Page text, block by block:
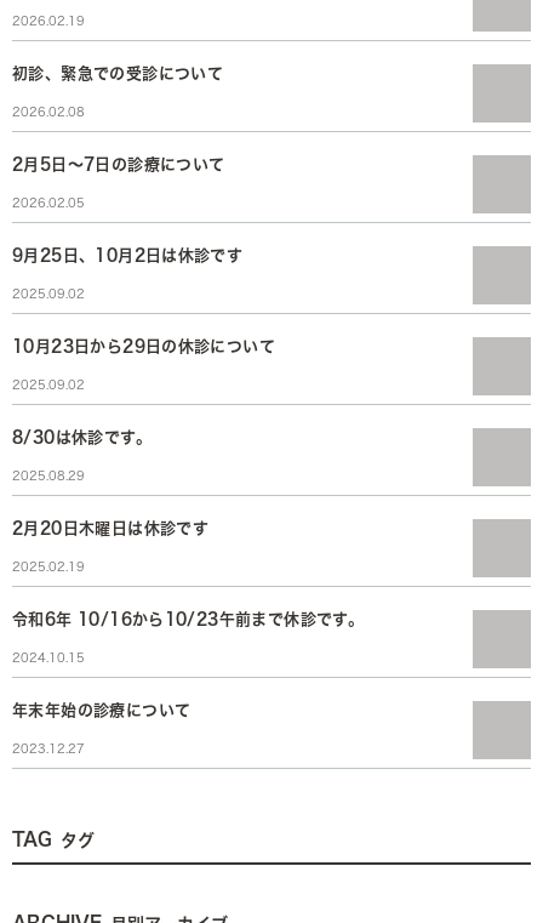
2026.02.19
初診、緊急での受診について
2026.02.08
2月5日～7日の診療について
2026.02.05
9月25日、10月2日は休診です
2025.09.02
10月23日から29日の休診について
2025.09.02
8/30は休診です。
2025.08.29
2月20日木曜日は休診です
2025.02.19
令和6年 10/16から10/23午前まで休診です。
2024.10.15
年末年始の診療について
2023.12.27
TAG タグ